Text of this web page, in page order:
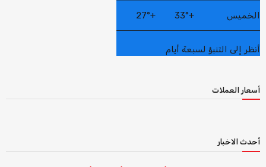
الخميس +
33°
+
27°
أنظر إلى التنبؤ لسبعة أيام
أسعار العملات
أحدث الاخبار